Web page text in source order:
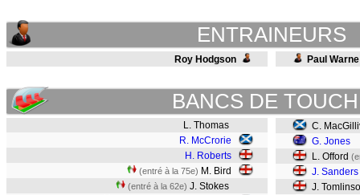
ENTRAINEURS
Roy Hodgson Paul Warne
BANCS DE
L. Thomas
R. McCrorie
H. Roberts
(entré à la 75e) M. Bird
(entré à la 62e) J. Stokes
C.
G. Jones
L. Offord
J. Sanders
J.